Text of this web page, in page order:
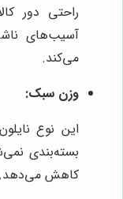
راحتی دور
آسیب‌های
می‌کند.
وزن سبک:
این نوع
بسته‌بندی
کاهش می‌دهد.